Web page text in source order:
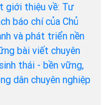
giới thiệu về: Tư
báo chí của Chủ
và phát triển nền
bài viết chuyên
thái - bền vững,
dân chuyên nghiệp